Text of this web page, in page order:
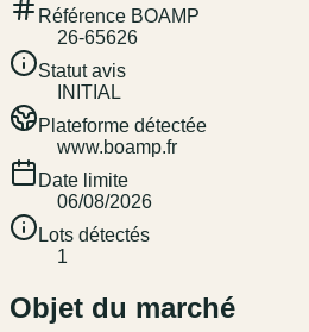
Référence BOAMP
26-65626
Statut avis
INITIAL
Plateforme détectée
www.boamp.fr
Date limite
06/08/2026
Lots détectés
1
Objet du marché